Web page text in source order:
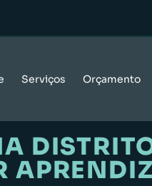
Serviços Orçamento
APRENDIZ